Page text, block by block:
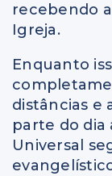
recebendo
Igreja.
Enquanto
distâncias e
parte do dia
Universal